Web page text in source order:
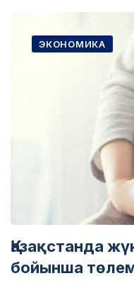
ЭКОНОМИКА
Қазақстанда
бойынша